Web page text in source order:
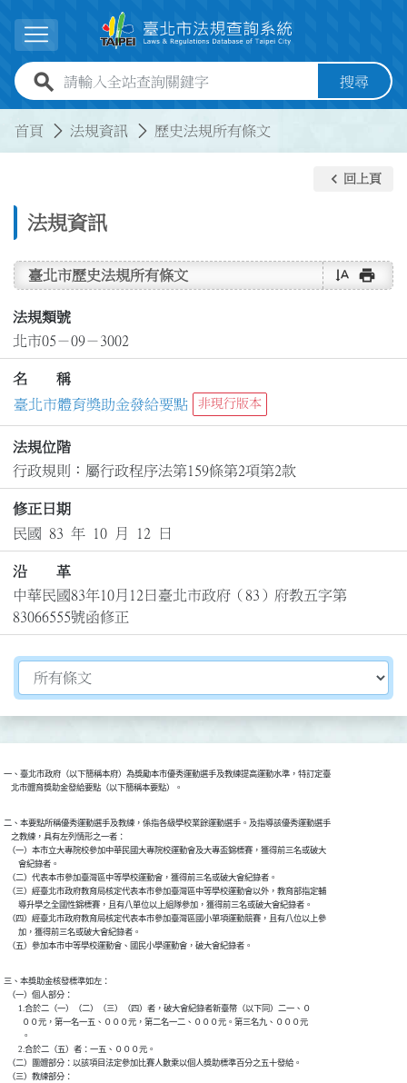
展開選單
全站查詢關鍵字欄位 搜尋
首頁 法規資訊 歷史法規所有條文
法規資訊
keyboard_arrow_left 回上頁
臺北市歷史法規所有條文 text_rotate_vertical print
法規類號
北市05－09－3002
名 稱
臺北市體育獎助金發給要點
非現行版本
法規位階
行政規則：屬行政程序法第159條第2項第2款
修正日期
民國 83 年 10 月 12 日
沿 革
中華民國83年10月12日臺北市政府（83）府教五字第
83066555號函修正
切換選擇法規資訊內容
一、臺北市政府（以下簡稱本府）為獎勵本市優秀運動選手及教練提高運動水準，特訂定臺
    北市體育獎助金發給要點（以下簡稱本要點）。
二、本要點所稱優秀運動選手及教練，係指各級學校業餘運動選手。及指導該優秀運動選手
    之教練，具有左列情形之一者：
  （一）本市立大專院校參加中華民國大專院校運動會及大專盃錦標賽，獲得前三名或破大
        會紀錄者。
  （二）代表本市參加臺灣區中等學校運動會，獲得前三名或破大會紀錄者。
  （三）經臺北市政府教育局核定代表本市參加臺灣區中等學校運動會以外，教育部指定輔
        導升學之全國性錦標賽，且有八單位以上組隊參加，獲得前三名或破大會紀錄者。
  （四）經臺北市政府教育局核定代表本市參加臺灣區國小單項運動競賽，且有八位以上參
        加，獲得前三名或破大會紀錄者。
  （五）參加本市中等學校運動會、國民小學運動會，破大會紀錄者。
三、本獎助金核發標準如左：
  （一）個人部分：
        1.合於二（一）（二）（三）（四）者，破大會紀錄者新臺幣（以下同）二一、０
          ００元，第一名一五、０００元，第二名一二、０００元。第三名九、０００元
          。
        2.合於二（五）者：一五、０００元。
  （二）團體部分：以該項目法定參加比賽人數乘以個人獎助標準百分之五十發給。
  （三）教練部分：